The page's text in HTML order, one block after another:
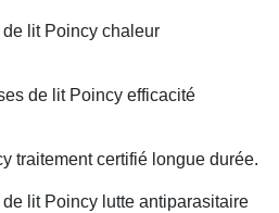
lit Poincy chaleur
de lit Poincy efficacité
traitement certifié longue durée.
lit Poincy lutte antiparasitaire